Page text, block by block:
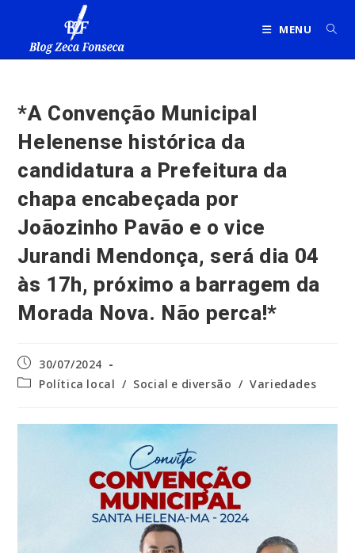
MENU
*A Convenção Municipal
Helenense histórica da
candidatura a Prefeitura da
chapa encabeçada por
Joãozinho Pavão e o vice
Jurandi Mendonça, será dia 04
às 17h, próximo a barragem da
Morada Nova. Não perca!*
Post
publicado:
30/07/2024
Categoria
Política local / Social e diversão / Variedades